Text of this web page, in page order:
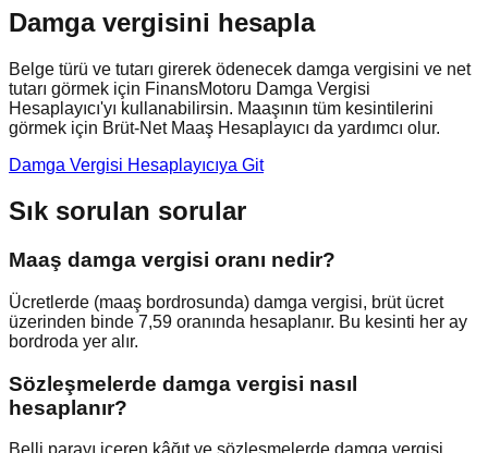
Damga vergisini hesapla
Belge türü ve tutarı girerek ödenecek damga vergisini ve net
tutarı görmek için FinansMotoru Damga Vergisi
Hesaplayıcı'yı kullanabilirsin. Maaşının tüm kesintilerini
görmek için Brüt-Net Maaş Hesaplayıcı da yardımcı olur.
Damga Vergisi Hesaplayıcıya Git
Sık sorulan sorular
Maaş damga vergisi oranı nedir?
Ücretlerde (maaş bordrosunda) damga vergisi, brüt ücret
üzerinden binde 7,59 oranında hesaplanır. Bu kesinti her ay
bordroda yer alır.
Sözleşmelerde damga vergisi nasıl
hesaplanır?